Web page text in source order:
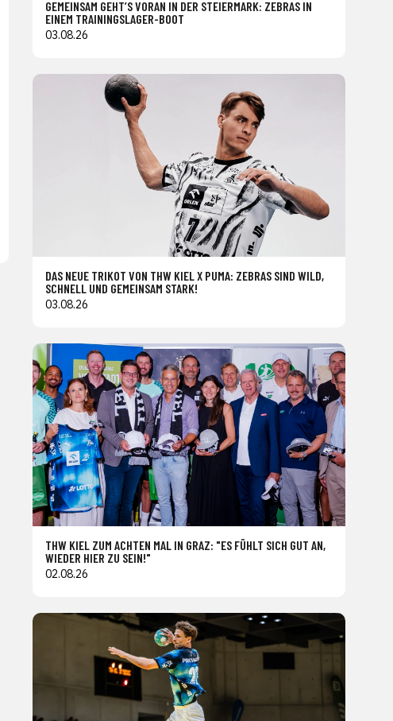
GEMEINSAM GEHT’S VORAN IN DER STEIERMARK: ZEBRAS IN
EINEM TRAININGSLAGER-BOOT
03.08.26
DAS NEUE TRIKOT VON THW KIEL X PUMA: ZEBRAS SIND WILD,
SCHNELL UND GEMEINSAM STARK!
03.08.26
THW KIEL ZUM ACHTEN MAL IN GRAZ: "ES FÜHLT SICH GUT AN,
WIEDER HIER ZU SEIN!"
02.08.26